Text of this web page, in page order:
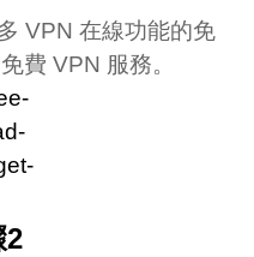
VPN 在線功能的免
費 VPN 服務。
2